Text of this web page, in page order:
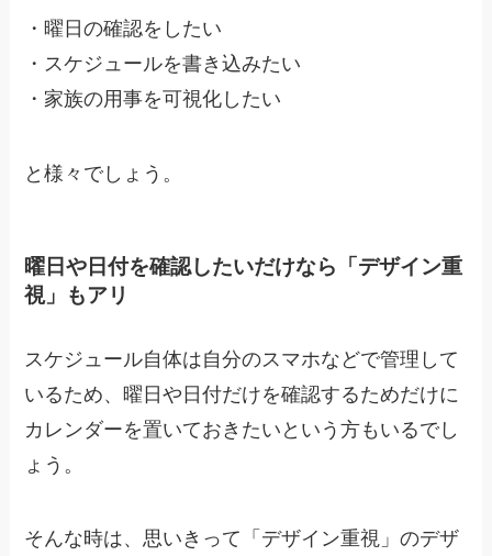
・曜日の確認をしたい
・スケジュールを書き込みたい
・家族の用事を可視化したい
と様々でしょう。
曜日や日付を確認したいだけなら「デザイン重
視」もアリ
スケジュール自体は自分のスマホなどで管理して
いるため、曜日や日付だけを確認するためだけに
カレンダーを置いておきたいという方もいるでし
ょう。
そんな時は、思いきって「デザイン重視」のデザ